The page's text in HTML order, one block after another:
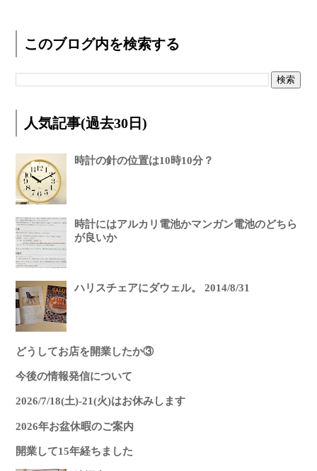
このブログ内を検索する
人気記事(過去30日)
時計の針の位置は10時10分？
時計にはアルカリ電池かマンガン電池のどちら
が良いか
ハリスチェアにダウェル。 2014/8/31
どうしてお店を開業したか③
今後の情報発信について
2026/7/18(土)-21(火)はお休みします
2026年お盆休暇のご案内
開業して15年経ちました